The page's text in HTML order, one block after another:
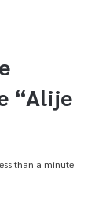
“Alije
than a minute